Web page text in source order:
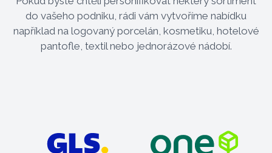
do vašeho podniku, rádi vám vytvoříme nabídku
například na logovaný porcelán, kosmetiku, hotelové
pantofle, textil nebo jednorázové nádobí.